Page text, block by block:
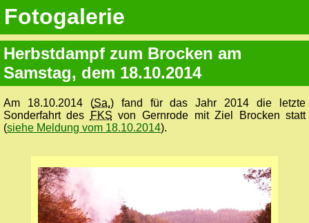
Fotogalerie
Herbstdampf zum Brocken am
Samstag, dem 18.10.2014
Am 18.10.2014 (Sa.) fand für das Jahr 2014 die letzte
Sonderfahrt des
FKS von Gernrode mit Ziel Brocken statt
(siehe Meldung vom 18.10.2014).